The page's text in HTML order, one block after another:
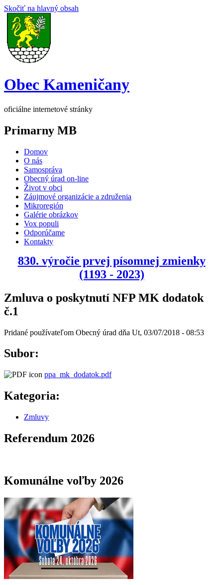
Skočiť na hlavný obsah
Obec Kameničany
oficiálne internetové stránky
Primarny MB
Domov
O nás
Samospráva
Obecný úrad on-line
Život v obci
Záujmové organizácie a združenia
Mikroregión
Galérie obrázkov
Vox populi
Odporúčame
Kontakty
830. výročie prvej písomnej zmienky
(1193 - 2023)
Zmluva o poskytnutí NFP MK dodatok
č.1
Pridané používateľom Obecný úrad dňa Ut, 03/07/2018 - 08:53
Subor:
ppa_mk_dodatok.pdf
Kategoria:
Zmluvy
Referendum 2026
Komunálne voľby 2026